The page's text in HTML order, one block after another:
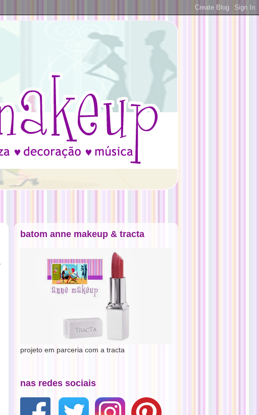
batom anne makeup & tracta
projeto em parceria com a tracta
nas redes sociais